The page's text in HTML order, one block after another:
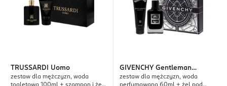
TRUSSARDI Uomo
zestaw dla mężczyzn, woda
GIVENCHY Gentleman
Society
zestaw dla mężczyzn, woda